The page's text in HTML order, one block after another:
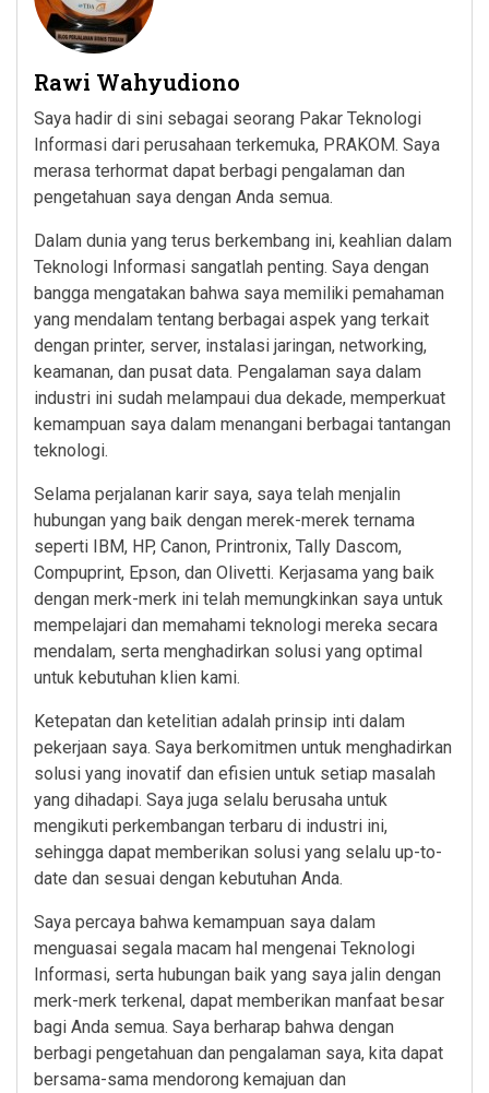
Rawi Wahyudiono
Saya hadir di sini sebagai seorang Pakar Teknologi
Informasi dari perusahaan terkemuka, PRAKOM. Saya
merasa terhormat dapat berbagi pengalaman dan
pengetahuan saya dengan Anda semua.
Dalam dunia yang terus berkembang ini, keahlian dalam
Teknologi Informasi sangatlah penting. Saya dengan
bangga mengatakan bahwa saya memiliki pemahaman
yang mendalam tentang berbagai aspek yang terkait
dengan printer, server, instalasi jaringan, networking,
keamanan, dan pusat data. Pengalaman saya dalam
industri ini sudah melampaui dua dekade, memperkuat
kemampuan saya dalam menangani berbagai tantangan
teknologi.
Selama perjalanan karir saya, saya telah menjalin
hubungan yang baik dengan merek-merek ternama
seperti IBM, HP, Canon, Printronix, Tally Dascom,
Compuprint, Epson, dan Olivetti. Kerjasama yang baik
dengan merk-merk ini telah memungkinkan saya untuk
mempelajari dan memahami teknologi mereka secara
mendalam, serta menghadirkan solusi yang optimal
untuk kebutuhan klien kami.
Ketepatan dan ketelitian adalah prinsip inti dalam
pekerjaan saya. Saya berkomitmen untuk menghadirkan
solusi yang inovatif dan efisien untuk setiap masalah
yang dihadapi. Saya juga selalu berusaha untuk
mengikuti perkembangan terbaru di industri ini,
sehingga dapat memberikan solusi yang selalu up-to-
date dan sesuai dengan kebutuhan Anda.
Saya percaya bahwa kemampuan saya dalam
menguasai segala macam hal mengenai Teknologi
Informasi, serta hubungan baik yang saya jalin dengan
merk-merk terkenal, dapat memberikan manfaat besar
bagi Anda semua. Saya berharap bahwa dengan
berbagi pengetahuan dan pengalaman saya, kita dapat
bersama-sama mendorong kemajuan dan